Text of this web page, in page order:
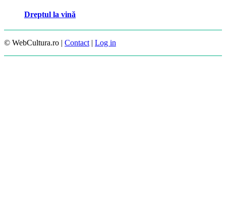
Dreptul la vină
© WebCultura.ro | Contact| Log in